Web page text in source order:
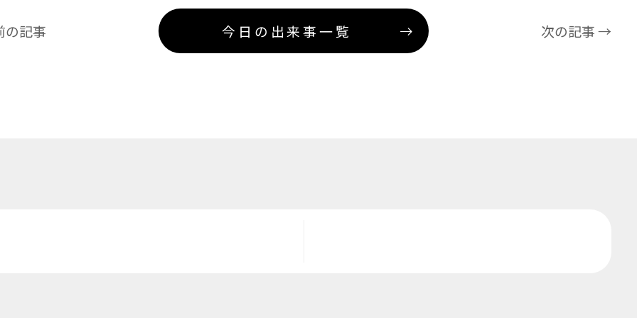
記事 次の記事 →
今日の出来事一覧